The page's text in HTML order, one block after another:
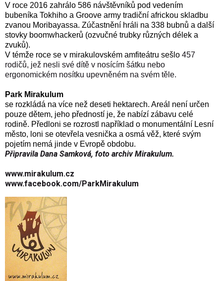
V roce 2016 zahrálo 586 návštěvníků pod vedením
bubeníka Tokhiho a Groove army tradiční africkou skladbu
zvanou Moribayassa. Zúčastnění hráli na 338 bubnů a další
stovky boomwhackerů (ozvučné trubky různých délek a
zvuků).
V témže roce se v mirakulovském amfiteátru sešlo 457
rodičů, jež nesli své dítě v nosícím šátku nebo
ergonomickém nosítku upevněném na svém těle.
Park Mirakulum
se rozkládá na více než deseti hektarech. Areál není určen
pouze dětem, jeho předností je, že nabízí zábavu celé
rodině. Předloni se rozrostl například o monumentální Lesní
město, loni se otevřela vesnička a osmá věž, které svým
pojetím nemá jinde v Evropě obdobu.
Připravila Dana Samková, foto archiv Mirakulum.
www.mirakulum.cz
www.facebook.com/ParkMirakulum